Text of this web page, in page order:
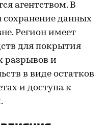
агентством. В
сохранение данных
Регион имеет
для покрытия
разрывов и
в виде остатков
и доступа к